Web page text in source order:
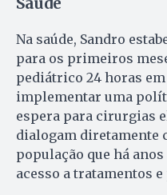
Saúde
Na saúde, Sandro
para os primeiros
pediátrico 24 horas
implementar uma
espera para cirurgias
dialogam diretamente
população que há
acesso a tratamentos